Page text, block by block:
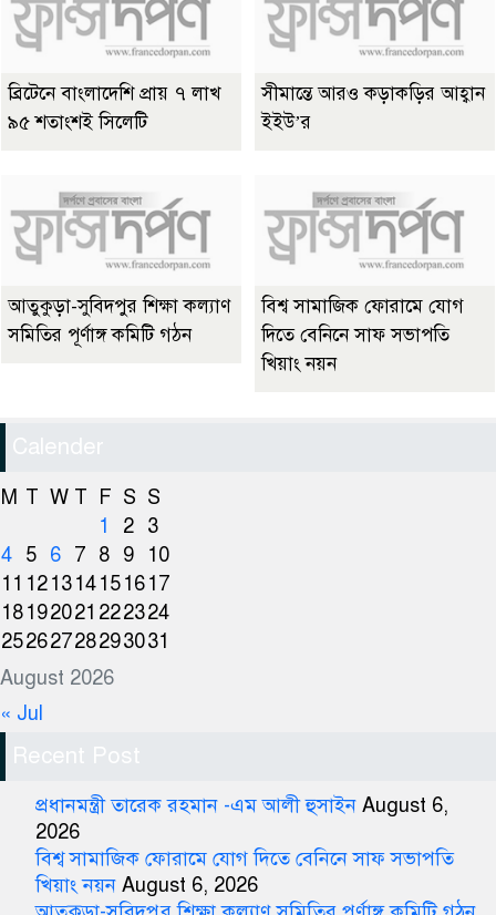
ব্রিটেনে বাংলাদেশি প্রায় ৭ লাখ
৯৫ শতাংশই সিলেটি
সীমান্তে আরও কড়াকড়ির আহ্বান
ইইউ’র
আতুকুড়া-সুবিদপুর শিক্ষা কল্যাণ
সমিতির পূর্ণাঙ্গ কমিটি গঠন
বিশ্ব সামাজিক ফোরামে যোগ
দিতে বেনিনে সাফ সভাপতি
খিয়াং নয়ন
Calender
August 2026
M T W T F S S
1
2 3
4 5 6 7 8 9
10
11 121314151617
18192021 222324
25262728293031
« Jul
Recent Post
প্রধানমন্ত্রী তারেক রহমান -এম আলী হুসাইন August 6,
2026
বিশ্ব সামাজিক ফোরামে যোগ দিতে বেনিনে সাফ সভাপতি
খিয়াং নয়ন August 6, 2026